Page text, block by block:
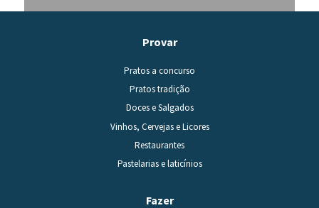
Provar
Pratos a concurso
Pratos tradição
Doces e Salgados
Vinhos, Cervejas e Licores
Restaurantes
Pastelarias e laticínios
Fazer